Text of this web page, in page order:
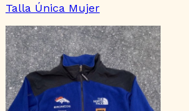
Talla Única Mujer